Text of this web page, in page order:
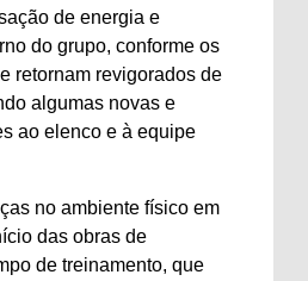
de energia e
do grupo, conforme os
retornam revigorados de
algumas novas e
ao elenco e à equipe
no ambiente físico em
das obras de
de treinamento, que